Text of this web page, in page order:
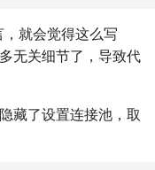
就会觉得这么写
无关细节了，导致代
藏了设置连接池，取